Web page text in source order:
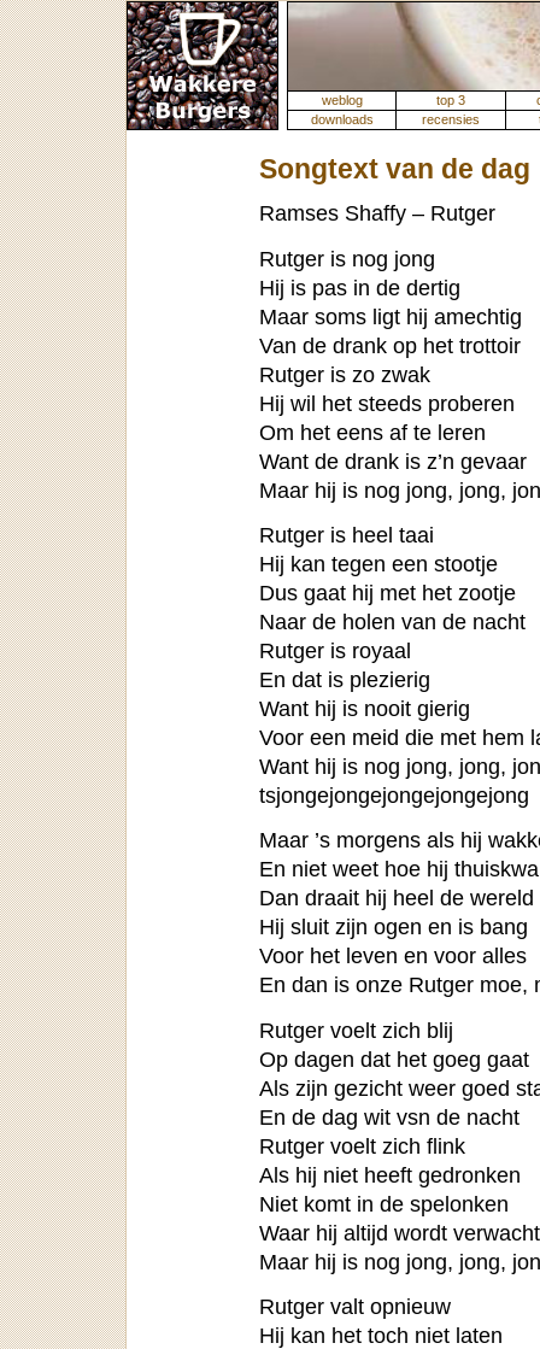
weblog top 3
downloads
recensies
Songtext van de dag
Ramses Shaffy – Rutger
Rutger is nog jong
Hij is pas in de dertig
Maar soms ligt hij amechtig
Van de drank op het trottoir
Rutger is zo zwak
Hij wil het steeds proberen
Om het eens af te leren
Want de drank is z’n gevaar
Maar hij is nog jong, jong,
Rutger is heel taai
Hij kan tegen een stootje
Dus gaat hij met het zootje
Naar de holen van de nacht
Rutger is royaal
En dat is plezierig
Want hij is nooit gierig
Voor een meid die met hem
Want hij is nog jong, jong,
tsjongejongejongejongejong
Maar ’s morgens als hij
En niet weet hoe hij
Dan draait hij heel de
Hij sluit zijn ogen en is bang
Voor het leven en voor alles
En dan is onze Rutger moe,
Rutger voelt zich blij
Op dagen dat het goeg gaat
Als zijn gezicht weer goed
En de dag wit vsn de nacht
Rutger voelt zich flink
Als hij niet heeft gedronken
Niet komt in de spelonken
Waar hij altijd wordt verwacht
Maar hij is nog jong, jong,
Rutger valt opnieuw
Hij kan het toch niet laten